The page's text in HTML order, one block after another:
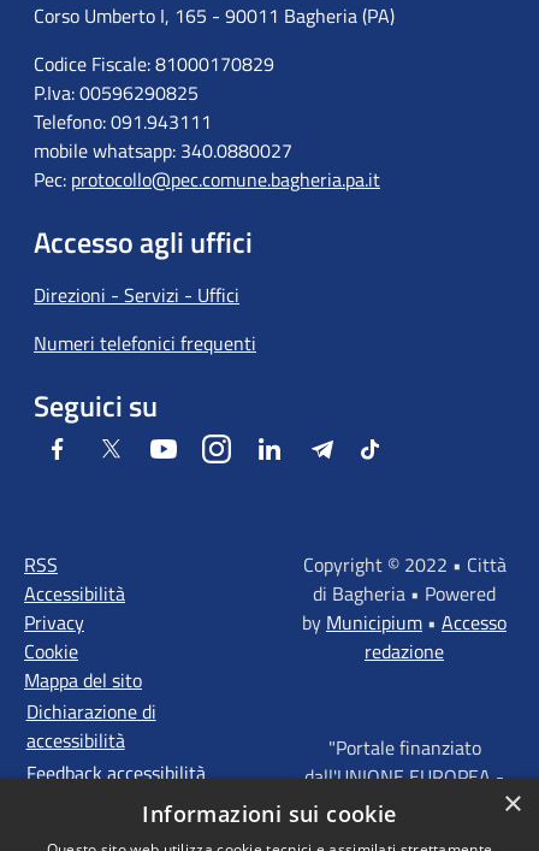
Corso Umberto I, 165 - 90011 Bagheria (PA)
Codice Fiscale: 81000170829
P.Iva: 00596290825
Telefono: 091.943111
mobile whatsapp: 340.0880027
Pec: protocollo@pec.comune.bagheria.pa.it
Accesso agli uffici
Direzioni - Servizi - Uffici
Numeri telefonici frequenti
Seguici su
Facebook Twitter YoutubeInstagramLinkedIn TelegramTiktok
RSS
Accessibilità
Privacy
Cookie
Mappa del sito
Dichiarazione di
accessibilità
Feedback accessibilità
Copyright © 2022 • Città
di Bagheria • Powered
by Municipium • Accesso
redazione
"Portale finanziato
dall'UNIONE EUROPEA -
FONDI STRUTTURALI
×
Informazioni sui cookie